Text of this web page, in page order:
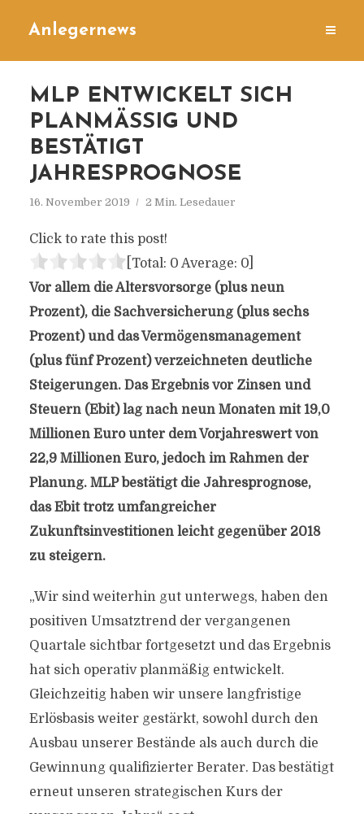
Anlegernews
MLP ENTWICKELT SICH
PLANMÄSSIG UND B
ESTÄTIGT J
AHRESPROGNOSE
16. November 2019 2 Min. Lesedauer
Click to rate this post!
[Total: 0 Average: 0]
Vor allem die Altersvorsorge (plus neun
Prozent), die Sachversicherung (plus sechs
Prozent) und das Vermögensmanagement
(plus fünf Prozent) verzeichneten deutliche
Steigerungen. Das Ergebnis vor Zinsen und
Steuern (Ebit) lag nach neun Monaten mit 19,0
Millionen Euro unter dem Vorjahreswert von
22,9 Millionen Euro, jedoch im Rahmen der
Planung. MLP bestätigt die Jahresprognose,
das Ebit trotz umfangreicher
Zukunftsinvestitionen leicht gegenüber 2018
zu steigern.
„Wir sind weiterhin gut unterwegs, haben den
positiven Umsatztrend der vergangenen
Quartale sichtbar fortgesetzt und das Ergebnis
hat sich operativ planmäßig entwickelt.
Gleichzeitig haben wir unsere langfristige
Erlösbasis weiter gestärkt, sowohl durch den
Ausbau unserer Bestände als auch durch die
Gewinnung qualifizierter Berater. Das bestätigt
erneut unseren strategischen Kurs der